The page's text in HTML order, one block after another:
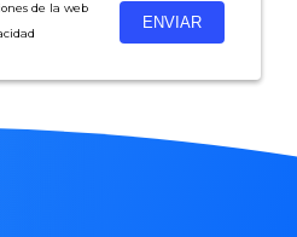
de la web